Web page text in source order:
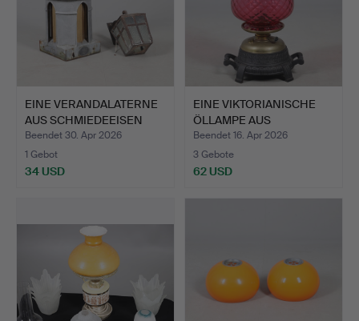
EINE VERANDALATERNE
AUS SCHMIEDEEISEN
UND …
Beendet 30. Apr 2026
1 Gebot
34 USD
EINE VIKTORIANISCHE
ÖLLAMPE AUS
PREISELBEE…
Beendet 16. Apr 2026
3 Gebote
62 USD